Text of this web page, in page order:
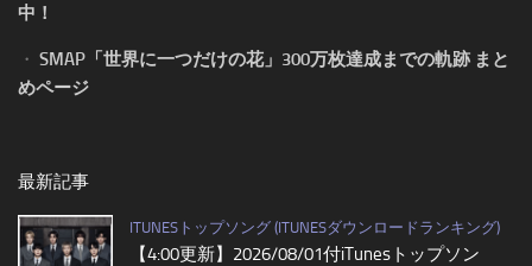
中！
・ SMAP「世界に一つだけの花」300万枚達成までの軌跡 まと
めページ
最新記事
ITUNESトップソング (ITUNESダウンロードランキング)
【4:00更新】2026/08/01付iTunesトップソン